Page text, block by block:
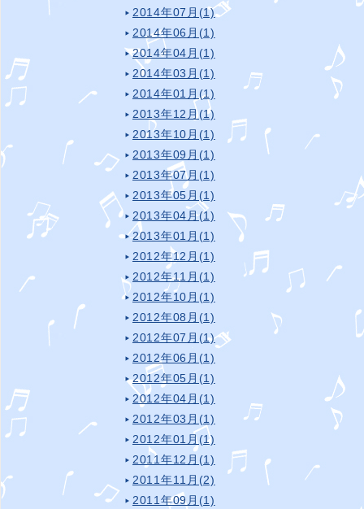
2014年07月(1)
2014年06月(1)
2014年04月(1)
2014年03月(1)
2014年01月(1)
2013年12月(1)
2013年10月(1)
2013年09月(1)
2013年07月(1)
2013年05月(1)
2013年04月(1)
2013年01月(1)
2012年12月(1)
2012年11月(1)
2012年10月(1)
2012年08月(1)
2012年07月(1)
2012年06月(1)
2012年05月(1)
2012年04月(1)
2012年03月(1)
2012年01月(1)
2011年12月(1)
2011年11月(2)
2011年09月(1)